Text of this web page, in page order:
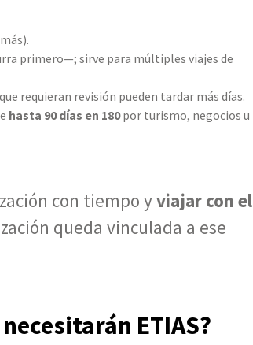
primero—; sirve para múltiples viajes de
requieran revisión pueden tardar más días.
hasta 90 días en 180por turismo, negocios u
con tiempo yviajar con el
queda vinculada a ese
ETIAS?